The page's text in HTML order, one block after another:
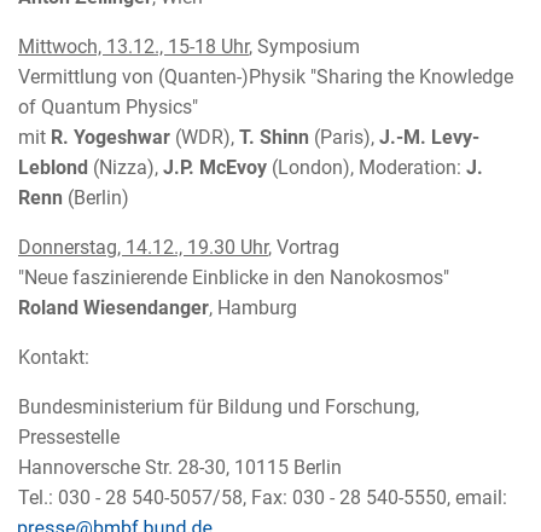
Mittwoch, 13.12., 15-18 Uhr, Symposium
Vermittlung von (Quanten-)Physik "Sharing the Knowledge
of Quantum Physics"
mit R. Yogeshwar (WDR), T. Shinn (Paris), J.-M. Levy-
Leblond (Nizza), J.P. McEvoy (London), Moderation: J.
Renn (Berlin)
Donnerstag, 14.12., 19.30 Uhr, Vortrag
"Neue faszinierende Einblicke in den Nanokosmos"
Roland Wiesendanger, Hamburg
Kontakt:
Bundesministerium für Bildung und Forschung,
Pressestelle
Hannoversche Str. 28-30, 10115 Berlin
Tel.: 030 - 28 540-5057/58, Fax: 030 - 28 540-5550, email: